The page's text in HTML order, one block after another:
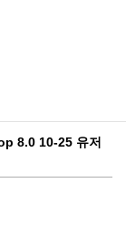
8.0 10-25 유저